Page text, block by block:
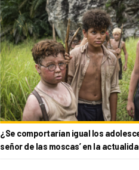
¿Se comportarían igual los
señor de las moscas’ en la